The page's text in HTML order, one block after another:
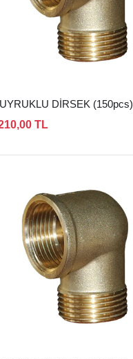
DİRSEK (150pcs)
TL